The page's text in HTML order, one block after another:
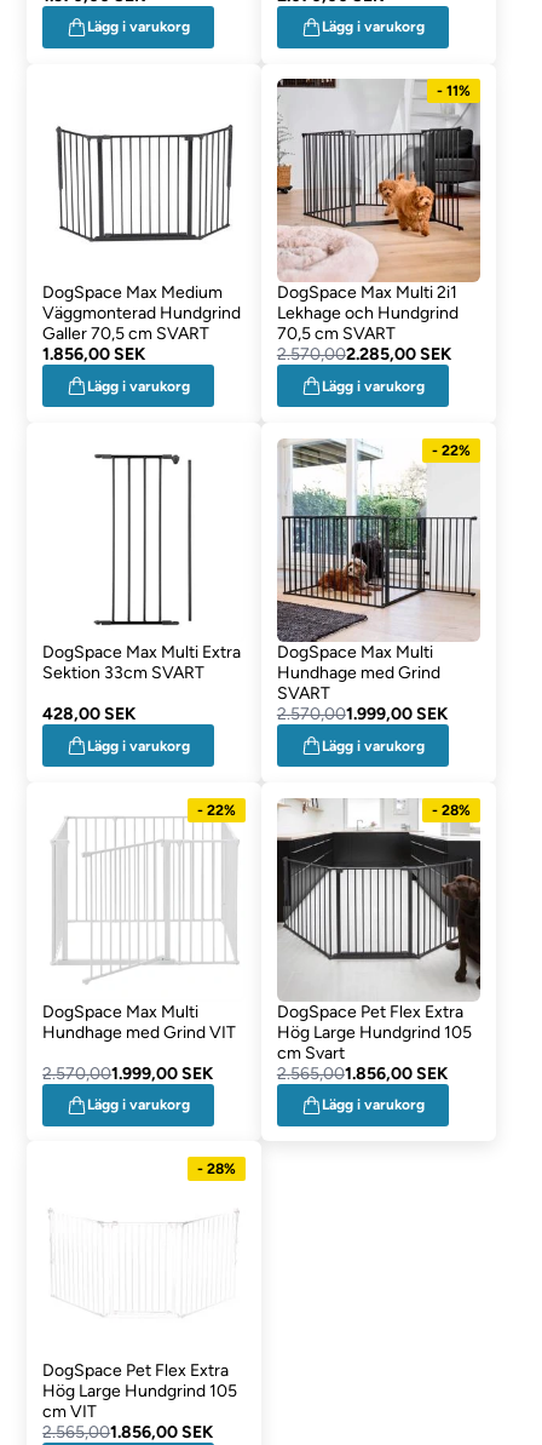
Lägg i varukorg Lägg i varukorg
DogSpace Max Medium
Väggmonterad Hundgrind
Galler 70,5 cm SVART
1.856,00 SEK
Lägg i varukorg
- 11%
DogSpace Max Multi 2i1
Lekhage och Hundgrind
70,5 cm SVART
2.570,002.285,00 SEK
Lägg i varukorg
DogSpace Max Multi Extra
Sektion 33cm SVART
428,00 SEK
Lägg i varukorg
- 22%
DogSpace Max Multi
Hundhage med Grind
SVART
2.570,001.999,00 SEK
Lägg i varukorg
- 22%
DogSpace Max Multi
Hundhage med Grind VIT
2.570,001.999,00 SEK
Lägg i varukorg
- 28%
DogSpace Pet Flex Extra
Hög Large Hundgrind 105
cm Svart
2.565,001.856,00 SEK
Lägg i varukorg
- 28%
DogSpace Pet Flex Extra
Hög Large Hundgrind 105
cm VIT
2.565,001.856,00 SEK